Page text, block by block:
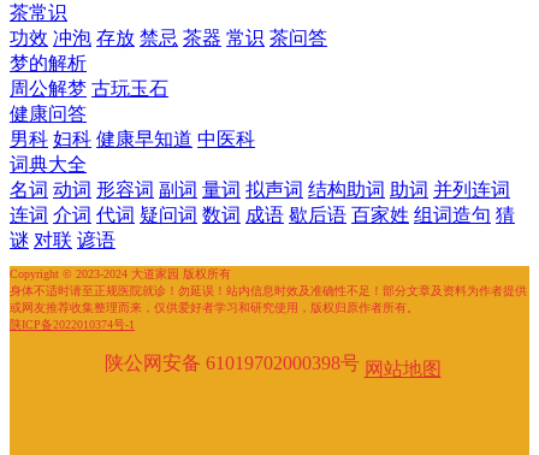
茶常识
功效 冲泡 存放 禁忌 茶器 常识 茶问答
梦的解析
周公解梦 古玩玉石
健康问答
男科 妇科 健康早知道 中医科
词典大全
名词 动词 形容词 副词 量词 拟声词 结构助词 助词 并列连词
连词 介词 代词 疑问词 数词 成语 歇后语 百家姓 组词造句 猜
谜 对联 谚语
Copyright © 2023-2024 大道家园 版权所有
身体不适时请至正规医院就诊！勿延误！站内信息时效及准确性不足！部分文章及资料为作者提供
或网友推荐收集整理而来，仅供爱好者学习和研究使用，版权归原作者所有。
陕ICP备2022010374号-1
陕公网安备 61019702000398号 网站地图